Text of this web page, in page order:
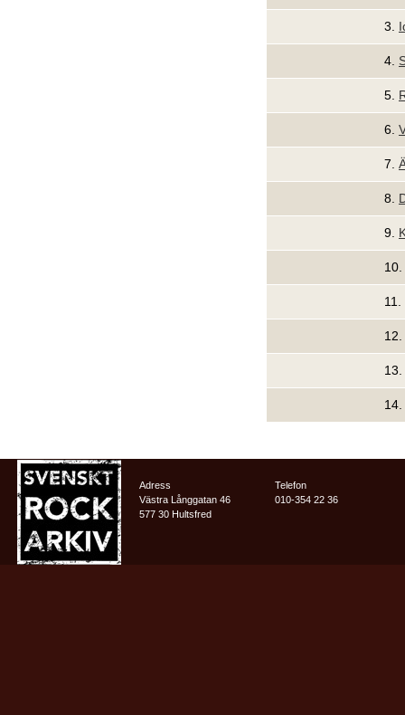
3.
4.
5.
6.
7.
8.
9.
10.
11.
12.
13.
14.
Adress
Västra Långgatan 46
577 30 Hultsfred
Telefon
010-354 22 36